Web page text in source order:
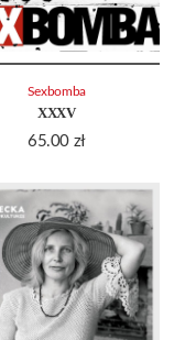
XXXV
65.00 zł
Sexbomba